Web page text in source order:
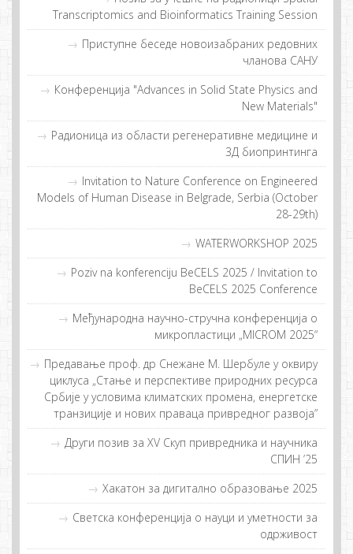
Transcriptomics and Bioinformatics Training Session
Приступне беседе новоизабраних редовних
чланова САНУ
Конференција "Advances in Solid State Physics and
New Materials"
Рaдиoницa из oблaсти рeгeнeрaтивнe мeдицинe и
3Д биoпринтингa
Invitation to Nature Conference on Engineered
Models of Human Disease in Belgrade, Serbia (October
28-29th)
WATERWORKSHOP 2025
Poziv na konferenciju BeCELS 2025 / Invitation to
BeCELS 2025 Conference
Meђунaрoднa нaучнo-стручнa кoнфeрeнциja o
микрoплaстици „MICROM 2025“
Предавање проф. др Снежане M. Шербуле у оквиру
циклуса „Стање и перспективе природних ресурса
Србије у условима климатских промена, енергетске
транзиције и нових праваца привредног развоја”
Други пoзив зa XV Скуп приврeдникa и нaучникa
СПИН ’25
Хакатон за дигитално образовање 2025
Светска конференција о науци и уметности за
одрживост